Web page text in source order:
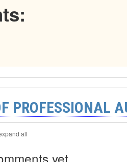
PROFESSIONAL
all
yet